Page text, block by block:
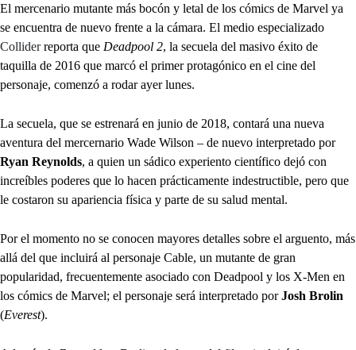
El mercenario mutante más bocón y letal de los cómics de Marvel ya
se encuentra de nuevo frente a la cámara. El medio especializado
Colliderreporta que Deadpool 2, la secuela del masivo éxito de
taquilla de 2016 que marcó el primer protagónico en el cine del
personaje, comenzó a rodar ayer lunes.
La secuela, que se estrenará en junio de 2018, contará una nueva
aventura del mercernario Wade Wilson – de nuevo interpretado por
Ryan Reynolds, a quien un sádico experiento científico dejó con
increíbles poderes que lo hacen prácticamente indestructible, pero que
le costaron su apariencia física y parte de su salud mental.
Por el momento no se conocen mayores detalles sobre el arguento, más
allá del que incluirá al personaje Cable, un mutante de gran
popularidad, frecuentemente asociado con Deadpool y los X-Men en
los cómics de Marvel; el personaje será interpretado porJosh Brolin
(Everest).